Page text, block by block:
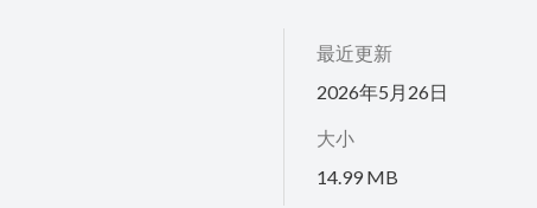
最近更新
2026年5月26日
大小
14.99 MB